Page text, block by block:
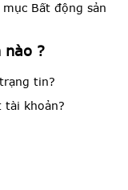
Bất động sản
nào ?
tin?
tài khoản?